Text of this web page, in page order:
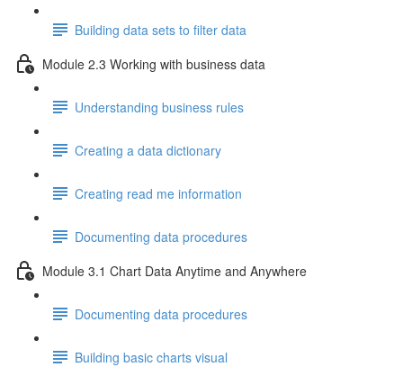
Building data sets to filter data
Module 2.3 Working with business data
Understanding business rules
Creating a data dictionary
Creating read me information
Documenting data procedures
Module 3.1 Chart Data Anytime and Anywhere
Documenting data procedures
Building basic charts visual